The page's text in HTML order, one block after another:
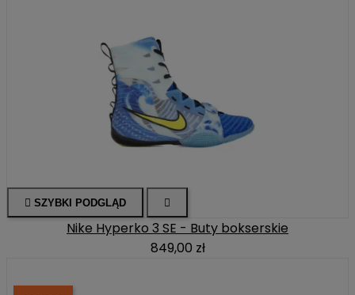
 SZYBKI PODGLĄD 
Nike Hyperko 3 SE - Buty bokserskie
849,00 zł